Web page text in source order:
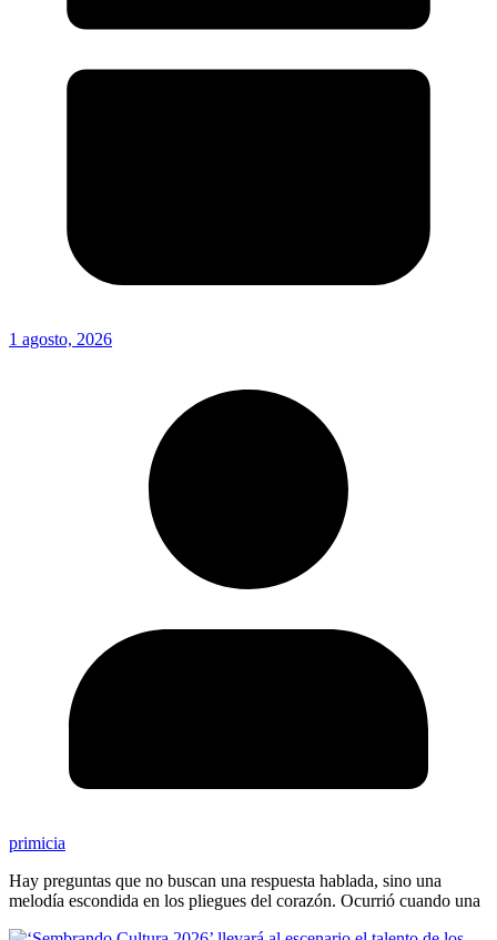
1 agosto, 2026
primicia
Hay preguntas que no buscan una respuesta hablada, sino una
melodía escondida en los pliegues del corazón. Ocurrió cuando una